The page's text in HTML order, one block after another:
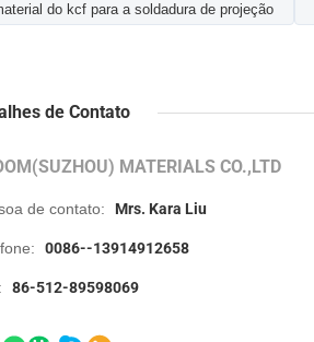
do kcf para a soldadura de projeção
de Contato
MATERIALS CO.,LTD
de contato: Mrs. Kara Liu
0086--13914912658
86-512-89598069